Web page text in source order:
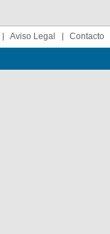
Aviso Legal Contacto